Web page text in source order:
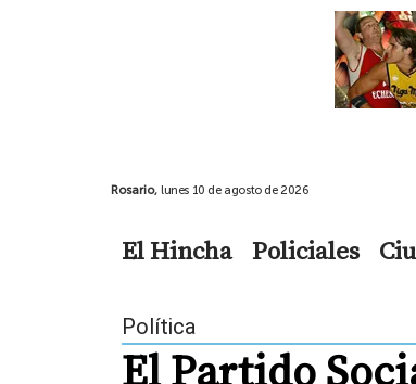
Rosario, lunes 10 de agosto de 2026
El Hincha Policiales
Política
El Partido